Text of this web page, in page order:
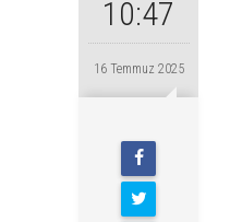
10:47
16 Temmuz 2025